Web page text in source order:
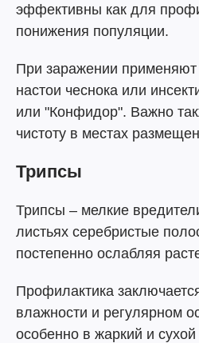
эффективны как для
понижения популяции.
При заражении
настои чеснока или
или "Конфидор". Важно
чистоту в местах
Трипсы
Трипсы – мелкие
листьях серебристые
постепенно ослабляя
Профилактика
влажности и регулярном
особенно в жаркий и